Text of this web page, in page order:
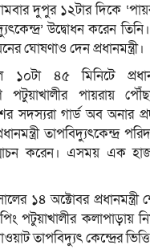
দুপুর ১২টার দিকে
উদ্বোধন করেন
ঘোষণাও দেন প্রধানমন্ত্রী।
৪৫ মিনিটে
পটুয়াখালীর পায়রায়
সদস্যরা গার্ড অব অনার
তাপবিদ্যুৎকেন্দ্র
করেন। এসময় এক
১৪ অক্টোবর প্রধানমন্ত্রী
পটুয়াখালীর কলাপাড়ায়
তাপবিদ্যুৎ কেন্দ্রের